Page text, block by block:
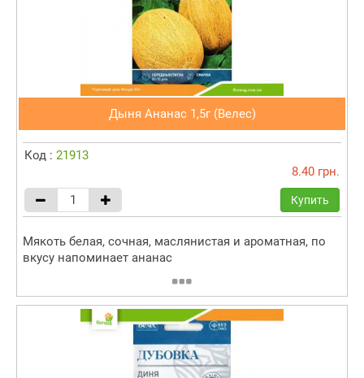
Дыня Ананас 1,5г (Велес)
Код : 21913
8.40 грн.
Купить
Мякоть белая, сочная, маслянистая и ароматная, по
вкусу напоминает ананас